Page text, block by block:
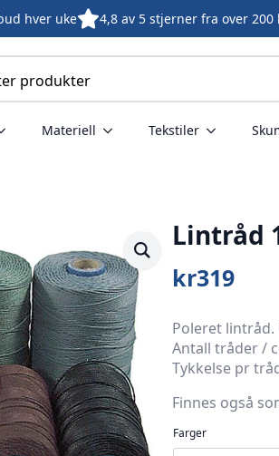
hver uke 4,8 av 5 stjerner fra over 200
Materiell Tekstiler
Lintråd
kr319
Poleret lintråd.
Antall tråder /
Tykkelse pr
Finnes også
Farger